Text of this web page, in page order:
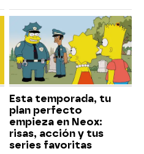
Esta temporada, tu
plan perfecto
empieza en Neox:
risas, acción y tus
series favoritas